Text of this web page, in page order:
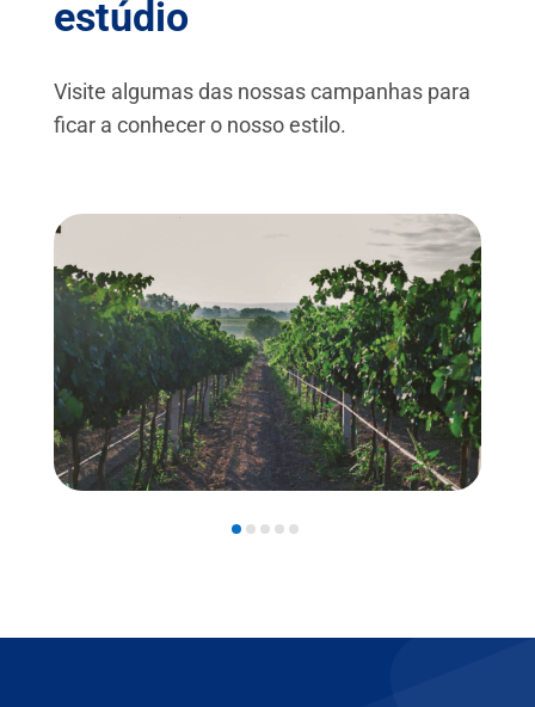
estúdio
Visite algumas das nossas campanhas para
ficar a conhecer o nosso estilo.